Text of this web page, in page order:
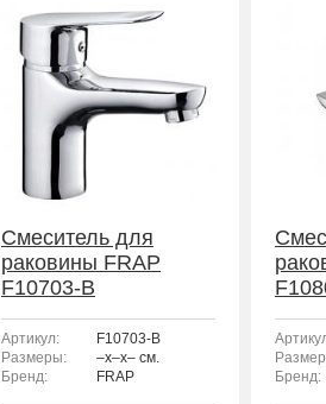
Смеситель для
раковины FRAP
F10703-B
Артикул:
F10703-B
Размеры:
–x–x– см.
Бренд:
FRAP
Бренд: